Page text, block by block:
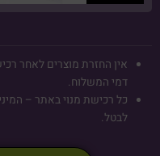
אין החזרת מוצרים לאחר
דמי המשלוח.
לבטל.